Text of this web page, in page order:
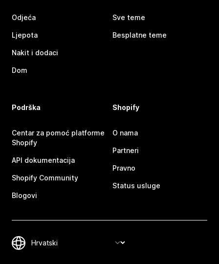
Odjeća
Ljepota
Nakit i dodaci
Dom
Sve teme
Besplatne teme
Podrška
Centar za pomoć platforme
Shopify
API dokumentacija
Shopify Community
Blogovi
Shopify
O nama
Partneri
Pravno
Status usluge